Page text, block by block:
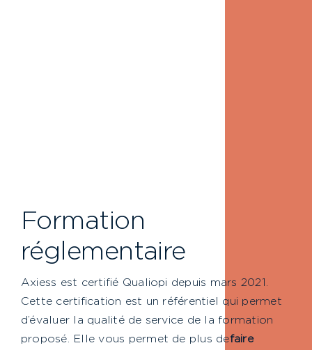
Formation
réglementaire
Axiess est certifié Qualiopi depuis mars 2021.
Cette certification est un référentiel qui permet
d’évaluer la qualité de service de la formation
proposé. Elle vous permet de plus defaire